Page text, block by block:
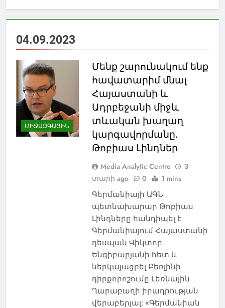
04.09.2023
ՄԻՋԱԶԳԱՅԻՆ
Մենք շարունակում ենք
հավատարիմ մնալ
Հայաստանի և
Ադրբեջանի միջև
տևական խաղաղ
կարգավորմանը.
Թոբիաս Լինդներ
Media Analytic Centre
3
տարի ago
0 1 mins
Գերմանիայի ԱԳՆ
պետնախարար Թոբիաս
Լինդները հանդիպել է
Գերմանիայում Հայաստանի
դեսպան Վիկտոր
Ենգիբարյանի հետ և
ներկայացրել Բեռլինի
դիրքորոշումը Լեռնային
Ղարաբաղի իրադրության
վերաբերյալ: «Գերմանիան
ԱԲԱՍԹՈՒՄԱՆ
ԱԴՐԲԵՋԱՆ
ԱՌՈՂՋԱՊԱՀՈՒԹՅՈՒՆ
ԹՈՒՐՔԻԱ